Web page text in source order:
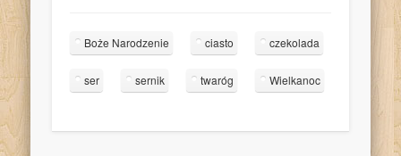
Boże Narodzenie ciasto czekolada
ser sernik twaróg Wielkanoc